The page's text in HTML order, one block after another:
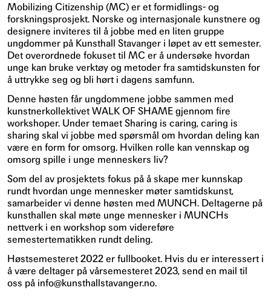
Mobilizing Citizenship (MC) er et formidlings- og
forskningsprosjekt. Norske og internasjonale kunstnere og
designere inviteres til å jobbe med en liten gruppe
ungdommer på Kunsthall Stavanger i løpet av ett semester.
Det overordnede fokuset til MC er å undersøke hvordan
unge kan bruke verktøy og metoder fra samtidskunsten for
å uttrykke seg og bli hørt i dagens samfunn.
Denne høsten får ungdommene jobbe sammen med
kunstnerkollektivet WALK OF SHAME gjennom fire
workshoper. Under temaet Sharing is caring, caring is
sharing skal vi jobbe med spørsmål om hvordan deling kan
være en form for omsorg. Hvilken rolle kan vennskap og
omsorg spille i unge menneskers liv?
Som del av prosjektets fokus på å skape mer kunnskap
rundt hvordan unge mennesker møter samtidskunst,
samarbeider vi denne høsten med MUNCH. Deltagerne på
kunsthallen skal møte unge mennesker i MUNCHs
nettverk i en workshop som videreføre
semestertematikken rundt deling.
Høstsemesteret 2022 er fullbooket. Hvis du er interessert i
å være deltager på vårsemesteret 2023, send en mail til
oss på info@kunsthallstavanger.no.